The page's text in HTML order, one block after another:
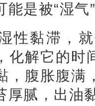
能是被“湿气
性黏滞，
化解它的时
，腹胀腹满
厚腻，出油